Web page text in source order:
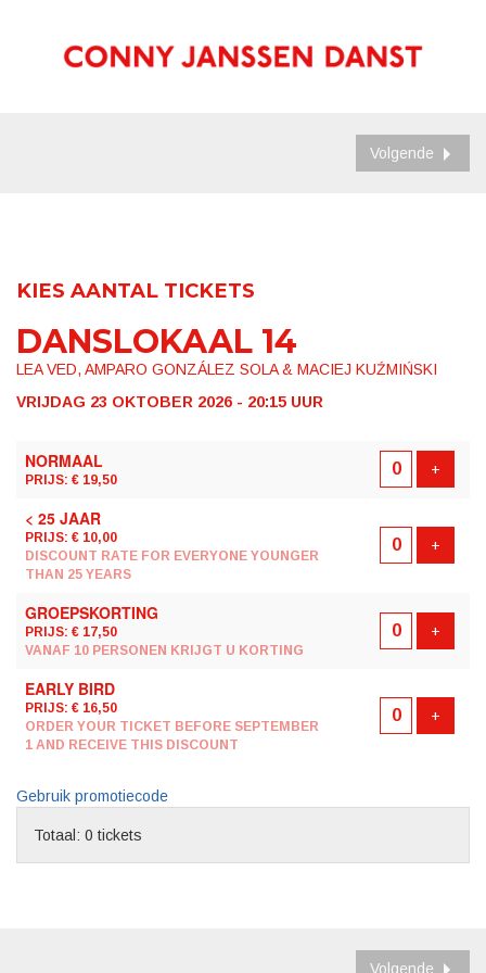
Volgende
KIES AANTAL TICKETS
DANSLOKAAL 14
LEA VED, AMPARO GONZÁLEZ SOLA & MACIEJ KUŹMIŃSKI
VRIJDAG 23 OKTOBER 2026 - 20:15 UUR
TICKETS
NORMAAL
PRIJS: € 19,50
+
< 25 JAAR
PRIJS: € 10,00
DISCOUNT RATE FOR EVERYONE YOUNGER
THAN 25 YEARS
+
GROEPSKORTING
PRIJS: € 17,50
VANAF 10 PERSONEN KRIJGT U KORTING
+
EARLY BIRD
PRIJS: € 16,50
ORDER YOUR TICKET BEFORE SEPTEMBER
1 AND RECEIVE THIS DISCOUNT
+
Gebruik promotiecode
Totaal: 0 tickets
Volgende